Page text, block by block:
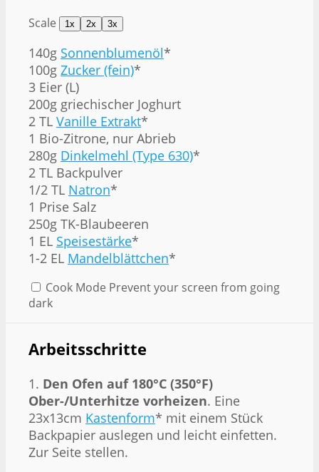
Scale 1x 2x 3x
140g Sonnenblumenöl*
100g Zucker (fein)*
3 Eier (L)
200g griechischer Joghurt
2 TL Vanille Extrakt*
1 Bio-Zitrone, nur Abrieb
280g Dinkelmehl (Type 630)*
2 TL Backpulver
1/2 TL Natron*
1 Prise Salz
250g TK-Blaubeeren
1 EL Speisestärke*
1-2 EL Mandelblättchen*
Cook Mode Prevent your screen from going
dark
Arbeitsschritte
1. Den Ofen auf 180°C (350°F)
Ober-/Unterhitze vorheizen. Eine
23x13cm Kastenform* mit einem Stück
Backpapier auslegen und leicht einfetten.
Zur Seite stellen.